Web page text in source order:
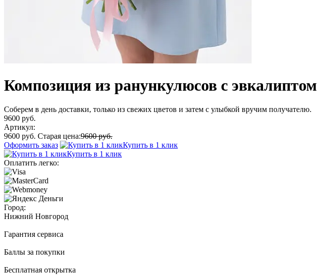
Композиция из ранункулюсов с эвкалиптом
Соберем в день доставки, только из свежих цветов и затем с улыбкой вручим получателю.
9600 руб.
Артикул:
9600 руб. Старая цена:9600 руб.
Оформить заказ
Купить в 1 клик
Купить в 1 клик
Оплатить легко:
Город:
Нижний Новгород
Гарантия сервиса
Баллы за покупки
Бесплатная открытка